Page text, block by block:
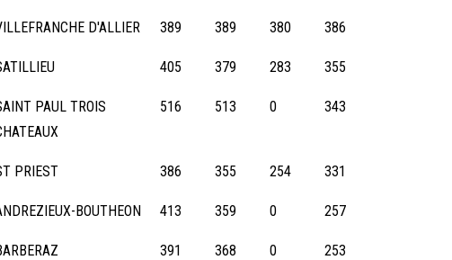
D'ALLIER 389 389 380 386
405 379 283 355
PAUL TROIS
516 513 0 343
PRIEST 386 355 254 331
BOUTHEON 413 359 0 257
391 368 0 253